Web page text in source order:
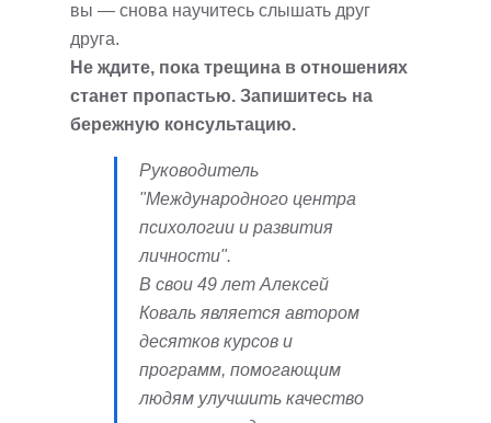
вы — снова научитесь слышать друг
друга.
Не ждите, пока трещина в отношениях
станет пропастью. Запишитесь на
бережную консультацию.
Руководитель
"Международного центра
психологии и развития
личности".
В свои 49 лет Алексей
Коваль является автором
десятков курсов и
программ, помогающим
людям улучшить качество